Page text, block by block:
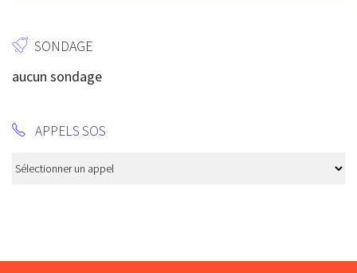
SONDAGE
aucun sondage
APPELS SOS